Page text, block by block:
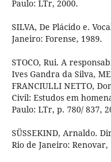
Paulo: LTr, 2000.
SILVA, De Plácido e.
Janeiro: Forense, 1989.
STOCO, Rui. A
Ives Gandra da Silva,
FRANCIULLI NETTO,
Civil: Estudos em
Paulo: LTr, p. 780/ 837,
SÜSSEKIND, Arnaldo.
Rio de Janeiro: Renovar,